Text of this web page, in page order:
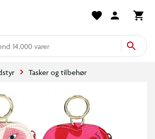
14.000 varer
Tasker og tilbehør